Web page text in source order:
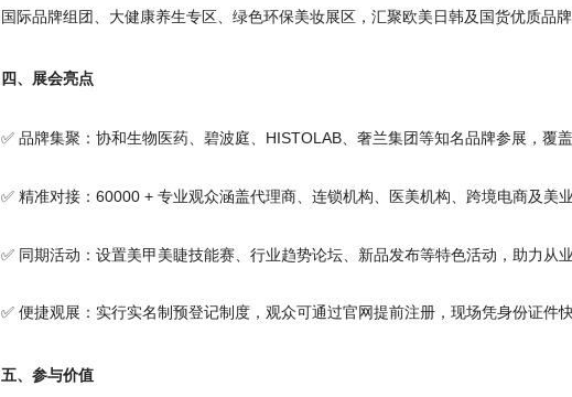
国际品牌组团、大健康养生专区、绿色环保美妆展区，汇聚欧美日韩及国货优质品牌
四、展会亮点
✅ 品牌集聚：协和生物医药、碧波庭、HISTOLAB、奢兰集团等知名品牌参展，覆
✅ 精准对接：60000 + 专业观众涵盖代理商、连锁机构、医美机构、跨境电商及美
✅ 同期活动：设置美甲美睫技能赛、行业趋势论坛、新品发布等特色活动，助力从
✅ 便捷观展：实行实名制预登记制度，观众可通过官网提前注册，现场凭身份证件
五、参与价值